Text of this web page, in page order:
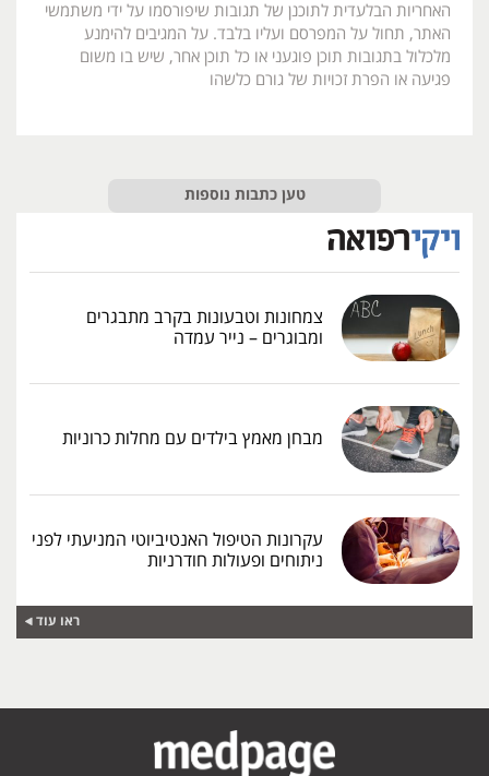
האחריות הבלעדית לתוכנן של תגובות שיפורסמו על ידי משתמשי
האתר, תחול על המפרסם ועליו בלבד. על המגיבים להימנע
מלכלול בתגובות תוכן פוגעני או כל תוכן אחר, שיש בו משום
פגיעה או הפרת זכויות של גורם כלשהו
טען כתבות נוספות
צמחונות וטבעונות בקרב מתבגרים
ומבוגרים – נייר עמדה
מבחן מאמץ בילדים עם מחלות כרוניות
עקרונות הטיפול האנטיביוטי המניעתי לפני
ניתוחים ופעולות חודרניות
ראו עוד